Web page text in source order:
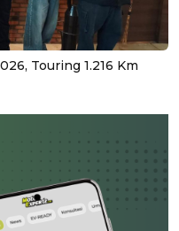
Touring 1.216 Km